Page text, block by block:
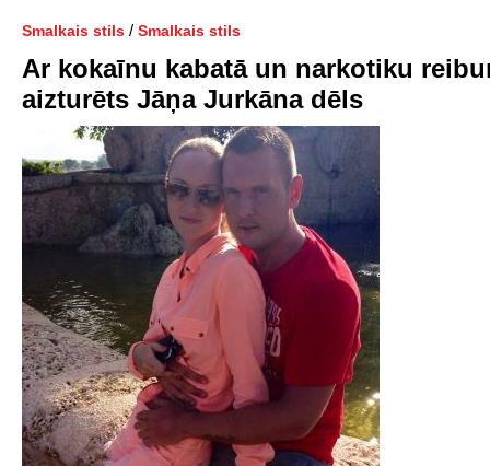
Smalkais stils / Smalkais stils
Ar kokaīnu kabatā un narkotiku
aizturēts Jāņa Jurkāna dēls